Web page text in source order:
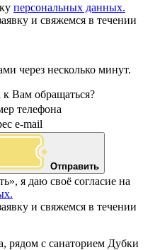
персональных данных.
и свяжемся в течении
через несколько минут.
к Вам обращаться?
телефона
e-mail
Отправить
я даю своё согласие на
и свяжемся в течении
рядом с санаторием Дубки